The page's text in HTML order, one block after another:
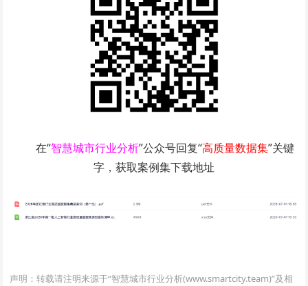
在“智慧城市行业分析”公众号回复“高质量数据集”关键
字，获取案例集下载地址
声明：转载请注明来源于“智慧城市行业分析(www.smartcity.team)”及相